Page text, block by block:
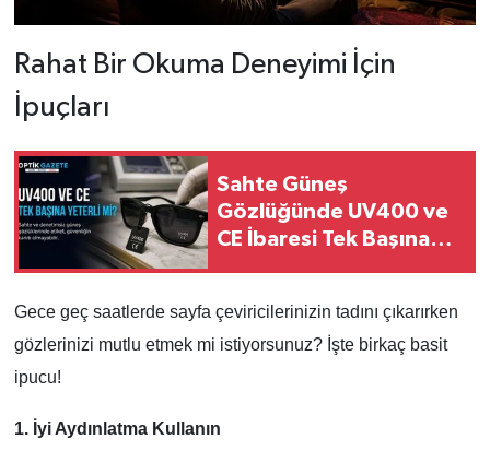
Rahat Bir Okuma Deneyimi İçin
İpuçları
Sahte Güneş
Gözlüğünde UV400 ve
CE İbaresi Tek Başına
Gece geç saatlerde sayfa çeviricilerinizin tadını çıkarırken
gözlerinizi mutlu etmek mi istiyorsunuz? İşte birkaç basit
ipucu!
1. İyi Aydınlatma Kullanın